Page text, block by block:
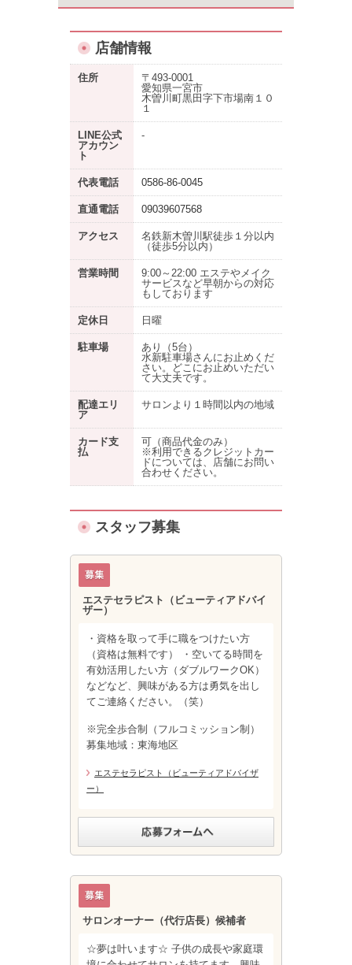
店舗情報
住所
〒493-0001
愛知県一宮市
木曽川町黒田字下市場南１０
１
LINE公式
アカウン
ト
-
代表電話 0586-86-0045
直通電話 09039607568
アクセス
名鉄新木曽川駅徒歩１分以内
（徒歩5分以内）
営業時間
9:00～22:00 エステやメイク
サービスなど早朝からの対応
もしております
定休日 日曜
駐車場 あり
（5台）
水新駐車場さんにお止めくだ
さい。どこにお止めいただい
て大丈夫です。
配達エリ
ア
サロンより１時間以内の地域
カード支
払
可（商品代金のみ）
※利用できるクレジットカー
ドについては、店舗にお問い
合わせください。
スタッフ募集
エステセラピスト（ビューティアドバイ
ザー）
・資格を取って手に職をつけたい方
（資格は無料です） ・空いてる時間を
有効活用したい方（ダブルワークOK）
などなど、興味がある方は勇気を出し
てご連絡ください。（笑）
※完全歩合制（フルコミッション制）
募集地域：東海地区
エステセラピスト（ビューティアドバイザ
ー）
サロンオーナー（代行店長）候補者
☆夢は叶います☆ 子供の成長や家庭環